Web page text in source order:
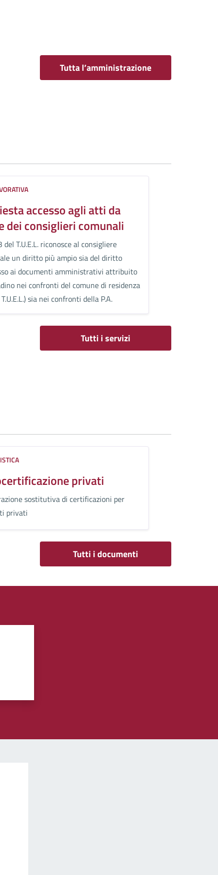
Tutta l’amministrazione
accesso agli atti da
dei consiglieri comunali
del T.U.E.L. riconosce al consigliere
un diritto più ampio sia del diritto
ai documenti amministrativi attribuito
nei confronti del comune di residenza
sia nei confronti della P.A.
Tutti i servizi
privati
sostitutiva di certificazioni per
privati
Tutti i documenti